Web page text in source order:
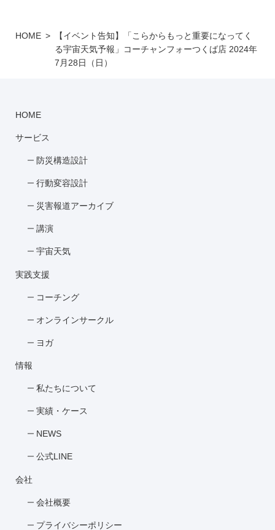
HOME
【イベント告知】「こらからもっと重要になってく
る宇宙天気予報」コーチャンフォーつくば店 2024年
7月28日（日）
HOME
サービス
防災構造設計
行動変容設計
災害報道アーカイブ
講演
宇宙天気
実践支援
コーチング
オンラインサークル
ヨガ
情報
私たちについて
実績・ケース
NEWS
公式LINE
会社
会社概要
プライバシーポリシー